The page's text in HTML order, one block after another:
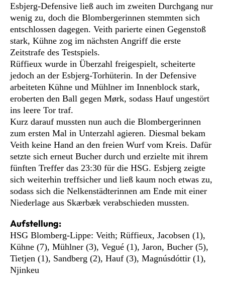
Esbjerg-Defensive ließ auch im zweiten Durchgang nur
wenig zu, doch die Blombergerinnen stemmten sich
entschlossen dagegen. Veith parierte einen Gegenstoß
stark, Kühne zog im nächsten Angriff die erste
Zeitstrafe des Testspiels.
Rüffieux wurde in Überzahl freigespielt, scheiterte
jedoch an der Esbjerg-Torhüterin. In der Defensive
arbeiteten Kühne und Mühlner im Innenblock stark,
eroberten den Ball gegen Mørk, sodass Hauf ungestört
ins leere Tor traf.
Kurz darauf mussten nun auch die Blombergerinnen
zum ersten Mal in Unterzahl agieren. Diesmal bekam
Veith keine Hand an den freien Wurf vom Kreis. Dafür
setzte sich erneut Bucher durch und erzielte mit ihrem
fünften Treffer das 23:30 für die HSG. Esbjerg zeigte
sich weiterhin treffsicher und ließ kaum noch etwas zu,
sodass sich die Nelkenstädterinnen am Ende mit einer
Niederlage aus Skærbæk verabschieden mussten.
Aufstellung:
HSG Blomberg-Lippe: Veith; Rüffieux, Jacobsen (1),
Kühne (7), Mühlner (3), Vegué (1), Jaron, Bucher (5),
Tietjen (1), Sandberg (2), Hauf (3), Magnúsdóttir (1),
Njinkeu